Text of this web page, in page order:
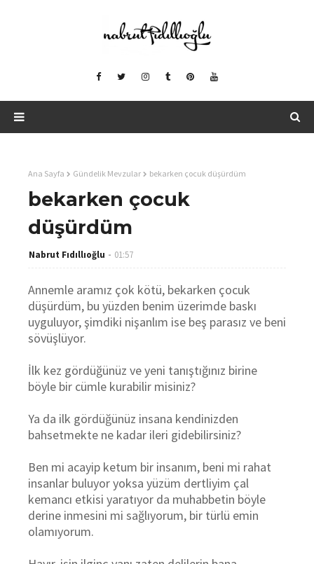
Ana Sayfa Gündelik Mevzular bekarken çocuk düşürdüm
bekarken çocuk
düşürdüm
Nabrut Fıdıllıoğlu 01:57
Annemle aramız çok kötü, bekarken çocuk
düşürdüm, bu yüzden benim üzerimde baskı
uyguluyor, şimdiki nişanlım ise beş parasız ve beni
sövüşlüyor.
İlk kez gördüğünüz ve yeni tanıştığınız birine
böyle bir cümle kurabilir misiniz?
Ya da ilk gördüğünüz insana kendinizden
bahsetmekte ne kadar ileri gidebilirsiniz?
Ben mi acayip ketum bir insanım, beni mi rahat
insanlar buluyor yoksa yüzüm dertliyim çal
kemancı etkisi yaratıyor da muhabbetin böyle
derine inmesini mi sağlıyorum, bir türlü emin
olamıyorum.